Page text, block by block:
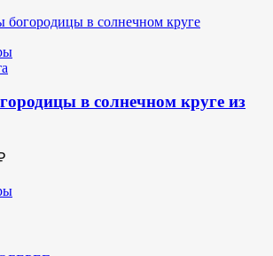
в солнечном круге из